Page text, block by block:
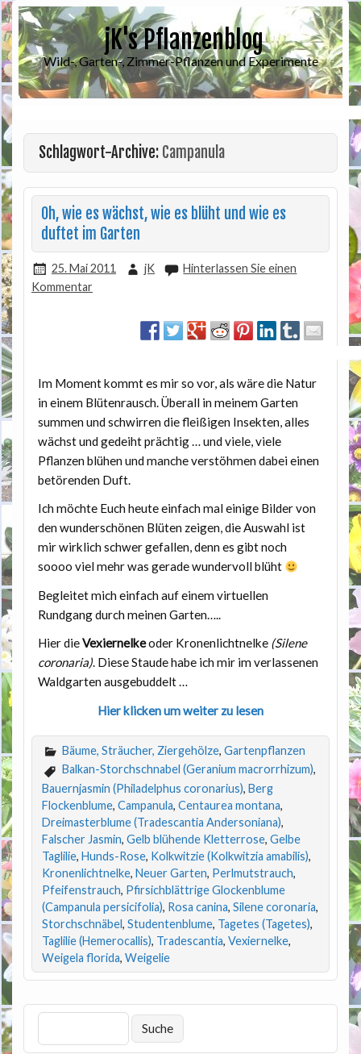
jK's Pflanzenblog
Wild-, Garten-, Zimmer-Pflanzen und Experimente
Schlagwort-Archive: Campanula
Oh, wie es wächst, wie es blüht und wie es
duftet im Garten
25. Mai 2011 jK
Hinterlassen Sie einen
Kommentar
Im Moment kommt es mir so vor, als wäre die Natur
in einem Blütenrausch. Überall in meinem Garten
summen und schwirren die fleißigen Insekten, alles
wächst und gedeiht prächtig … und viele, viele
Pflanzen blühen und manche verstöhmen dabei einen
betörenden Duft.
Ich möchte Euch heute einfach mal einige Bilder von
den wunderschönen Blüten zeigen, die Auswahl ist
mir wirklich schwer gefallen, denn es gibt noch
soooo viel mehr was gerade wundervoll blüht
Begleitet mich einfach auf einem virtuellen
Rundgang durch meinen Garten…..
Hier dieVexiernelkeoder Kronenlichtnelke (Silene
coronaria). Diese Staude habe ich mir im verlassenen
Waldgarten ausgebuddelt …
Hier klicken um weiter zu lesen
Bäume, Sträucher, Ziergehölze, Gartenpflanzen
Balkan-Storchschnabel (Geranium macrorrhizum),
Bauernjasmin (Philadelphus coronarius), Berg
Flockenblume, Campanula, Centaurea montana,
Dreimasterblume (Tradescantia Andersoniana),
Falscher Jasmin, Gelb blühende Kletterrose, Gelbe
Taglilie, Hunds-Rose, Kolkwitzie (Kolkwitzia amabilis),
Kronenlichtnelke, Neuer Garten, Perlmutstrauch,
Pfeifenstrauch, Pfirsichblättrige Glockenblume
(Campanula persicifolia), Rosa canina, Silene coronaria,
Storchschnäbel, Studentenblume, Tagetes (Tagetes),
Taglilie (Hemerocallis), Tradescantia, Vexiernelke,
Weigela florida, Weigelie